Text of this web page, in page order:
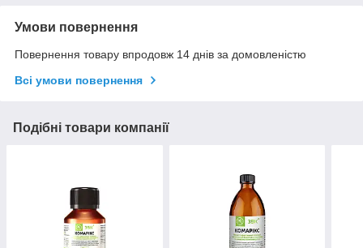
Умови повернення
Повернення товару впродовж 14 днів за домовленістю
Всі умови повернення
Подібні товари компанії